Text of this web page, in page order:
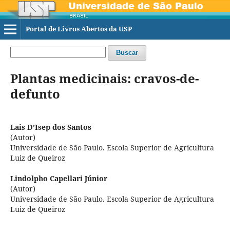
Portal de Livros Abertos da USP
Buscar
Plantas medicinais: cravos-de-
defunto
Lais D’Isep dos Santos
(Autor)
Universidade de São Paulo. Escola Superior de Agricultura
Luiz de Queiroz
Lindolpho Capellari Júnior
(Autor)
Universidade de São Paulo. Escola Superior de Agricultura
Luiz de Queiroz